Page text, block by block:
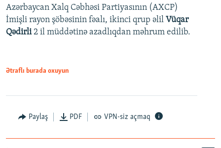
Azərbaycan Xalq Cəbhəsi Partiyasının (AXCP)
İmişli rayon şöbəsinin fəalı, ikinci qrup əlil Vüqar
Qədirli2 il müddətinə azadlıqdan məhrum edilib.
Ətraflı burada oxuyun
Paylaş PDF VPN-siz açmaq